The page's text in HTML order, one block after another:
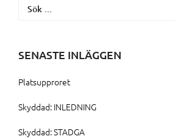
Sök
SENASTE INLÄGGEN
Platsupproret
Skyddad: INLEDNING
Skyddad: STADGA